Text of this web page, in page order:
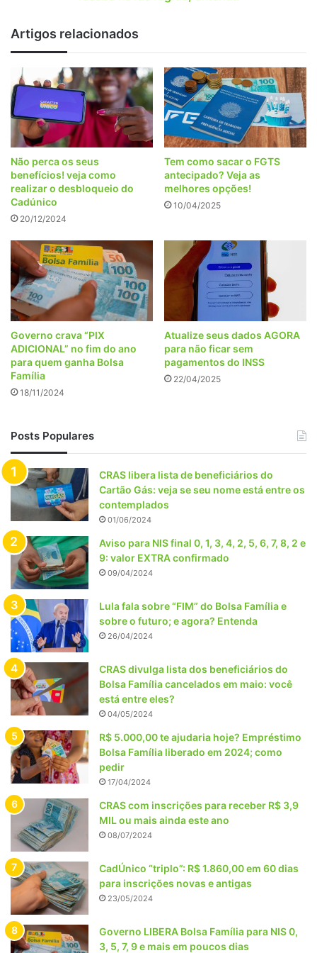
Artigos relacionados
Não perca os seus
benefícios! veja como
realizar o desbloqueio do
Cadúnico
20/12/2024
Tem como sacar o FGTS
antecipado? Veja as
melhores opções!
10/04/2025
Governo crava “PIX
ADICIONAL” no fim do ano
para quem ganha Bolsa
Família
18/11/2024
Atualize seus dados AGORA
para não ficar sem
pagamentos do INSS
22/04/2025
Posts Populares
CRAS libera lista de beneficiários do
Cartão Gás: veja se seu nome está entre os
contemplados
01/06/2024
Aviso para NIS final 0, 1, 3, 4, 2, 5, 6, 7, 8, 2 e
9: valor EXTRA confirmado
09/04/2024
Lula fala sobre “FIM” do Bolsa Família e
sobre o futuro; e agora? Entenda
26/04/2024
CRAS divulga lista dos beneficiários do
Bolsa Família cancelados em maio: você
está entre eles?
04/05/2024
R$ 5.000,00 te ajudaria hoje? Empréstimo
Bolsa Família liberado em 2024; como
pedir
17/04/2024
CRAS com inscrições para receber R$ 3,9
MIL ou mais ainda este ano
08/07/2024
CadÚnico “triplo”: R$ 1.860,00 em 60 dias
para inscrições novas e antigas
23/05/2024
Governo LIBERA Bolsa Família para NIS 0,
3, 5, 7, 9 e mais em poucos dias